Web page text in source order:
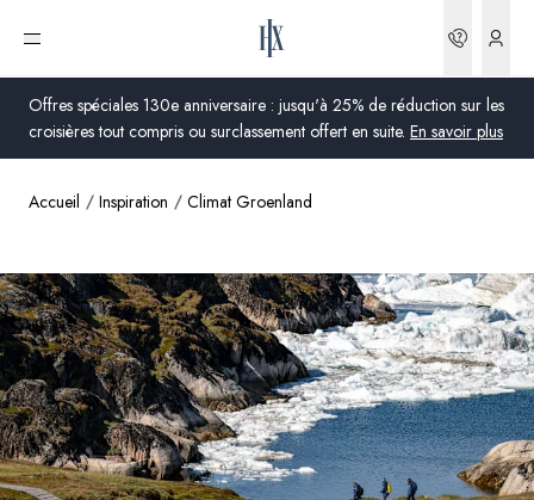
Offres spéciales 130e anniversaire : jusqu'à 25% de réduction sur les
croisières tout compris ou surclassement offert en suite. En savoir plus
Ouvrir le menu
Royaume-Uni
États-Unis
Allemagne
Suisse
Global
Accueil Inspiration Climat Groenland